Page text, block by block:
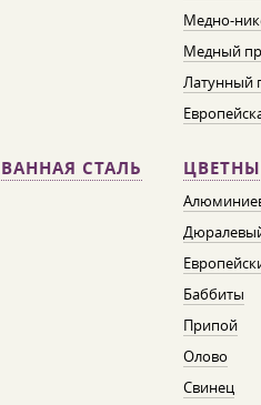
Медно-
Медный
Латунный
СТАЛЬ
Баббиты
Припой
Олово
Свинец